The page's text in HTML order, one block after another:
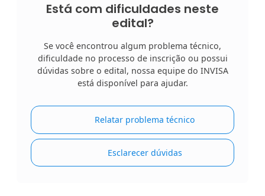
Está com dificuldades neste
edital?
Se você encontrou algum problema técnico,
dificuldade no processo de inscrição ou possui
dúvidas sobre o edital, nossa equipe do INVISA
está disponível para ajudar.
Relatar problema técnico
Esclarecer dúvidas